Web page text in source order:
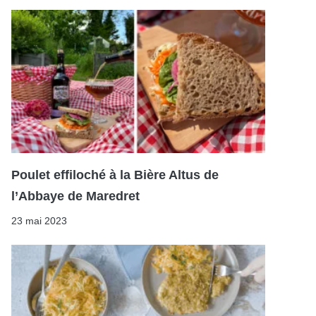
Poulet effiloché à la Bière Altus de
l’Abbaye de Maredret
23 mai 2023